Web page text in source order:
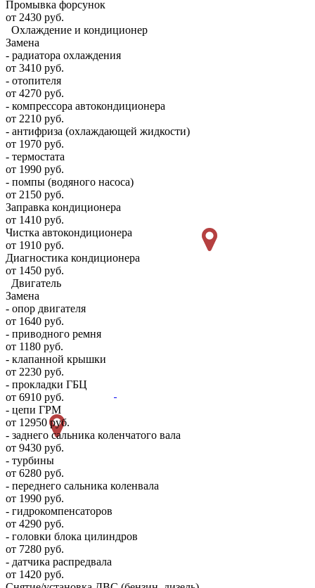
Промывка форсунок
от 2430 руб.
Охлаждение и кондиционер
Замена
- радиатора охлаждения
от 3410 руб.
- отопителя
от 4270 руб.
- компрессора автокондиционера
от 2210 руб.
- антифриза (охлаждающей жидкости)
от 1970 руб.
- термостата
от 1990 руб.
- помпы (водяного насоса)
от 2150 руб.
Заправка кондиционера
от 1410 руб.
Чистка автокондиционера
от 1910 руб.
Диагностика кондиционера
от 1450 руб.
Двигатель
Замена
- опор двигателя
от 1640 руб.
- приводного ремня
от 1180 руб.
- клапанной крышки
от 2230 руб.
- прокладки ГБЦ
от 6910 руб.
- цепи ГРМ
от 12950 руб.
- заднего сальника коленчатого вала
от 9430 руб.
- турбины
от 6280 руб.
- переднего сальника коленвала
от 1990 руб.
- гидрокомпенсаторов
от 4290 руб.
- головки блока цилиндров
от 7280 руб.
- датчика распредвала
от 1420 руб.